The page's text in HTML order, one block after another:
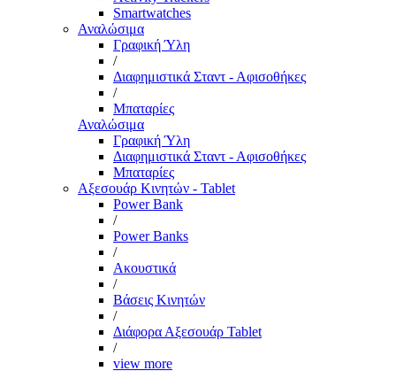
Smartwatches
Αναλώσιμα
Γραφική Ύλη
/
Διαφημιστικά Σταντ - Αφισοθήκες
/
Μπαταρίες
Αναλώσιμα
Γραφική Ύλη
Διαφημιστικά Σταντ - Αφισοθήκες
Μπαταρίες
Αξεσουάρ Κινητών - Tablet
Power Bank
/
Power Banks
/
Ακουστικά
/
Βάσεις Κινητών
/
Διάφορα Αξεσουάρ Tablet
/
view more